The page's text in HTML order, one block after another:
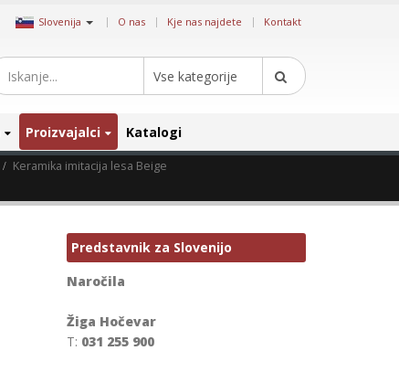
Slovenija | O nas Kje nas najdete Kontakt
Vse kategorije
Proizvajalci Katalogi
Keramika imitacija lesa Beige
Predstavnik za Slovenijo
Naročila
Žiga Hočevar
T: 031 255 900